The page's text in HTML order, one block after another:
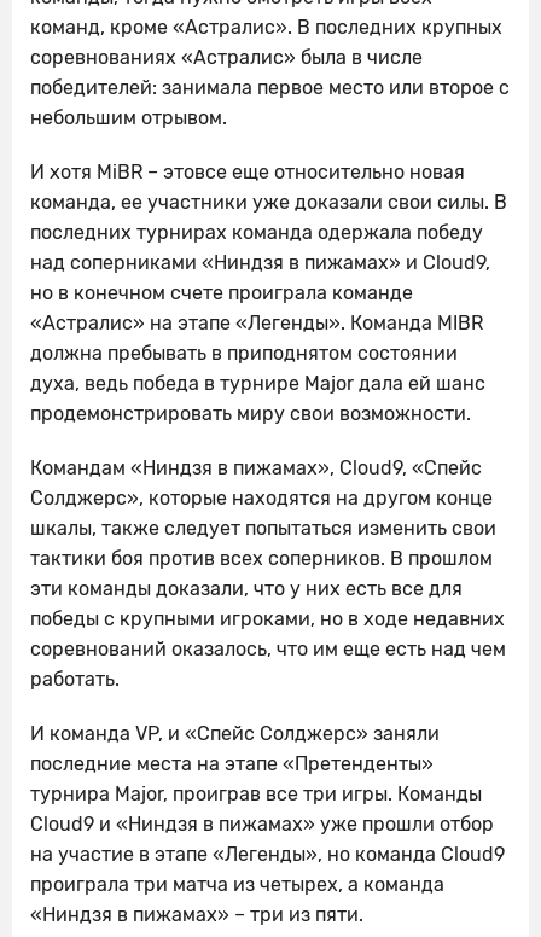
команд, кроме «Астралис». В последних крупных
соревнованиях «Астралис» была в числе
победителей: занимала первое место или второе c
небольшим отрывом.
И хотя MiBR – этовсе еще относительно новая
команда, ее участники уже доказали свои силы. В
последних турнирах команда одержала победу
над соперниками «Ниндзя в пижамах» и Cloud9,
но в конечном счете проиграла команде
«Астралис» на этапе «Легенды». Команда MIBR
должна пребывать в приподнятом состоянии
духа, ведь победа в турнире Major дала ей шанс
продемонстрировать миру свои возможности.
Командам «Ниндзя в пижамах», Cloud9, «Спейс
Солджерс», которые находятся на другом конце
шкалы, также следует попытаться изменить свои
тактики боя против всех соперников. В прошлом
эти команды доказали, что у них есть все для
победы с крупными игроками, но в ходе недавних
соревнований оказалось, что им еще есть над чем
работать.
И команда VP, и «Спейс Солджерс» заняли
последние места на этапе «Претенденты»
турнира Major, проиграв все три игры. Команды
Cloud9 и «Ниндзя в пижамах» уже прошли отбор
на участие в этапе «Легенды», но команда Cloud9
проиграла три матча из четырех, а команда
«Ниндзя в пижамах» – три из пяти.